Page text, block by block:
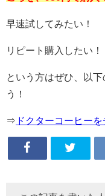
早速試してみたい！
リピート購入したい！
という方はぜひ、以
う！
⇒ ドクターコーヒー